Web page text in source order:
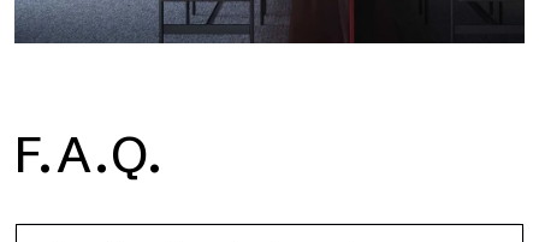
F.A.Q.